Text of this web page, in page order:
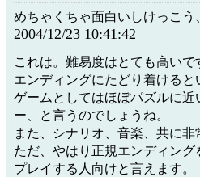
めちゃくちゃ面白いしけっこ
2004/12/23 10:41:42
これは。難易度はとても高い
エンディングにたどり着ける
ゲームとしてはほぼパズルに
ー、と言うのでしょうね。
また、シナリオ、音楽、共に
ただ、やはり正規エンディン
プレイする人向けと言えます。